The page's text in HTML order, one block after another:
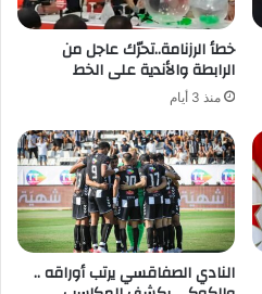
خطأ الرزنامة..تحرّك عاجل من
الرابطة والأندية على الخط
منذ 3 أيام
النادي الصفاقسي يرتب أوراقه ..